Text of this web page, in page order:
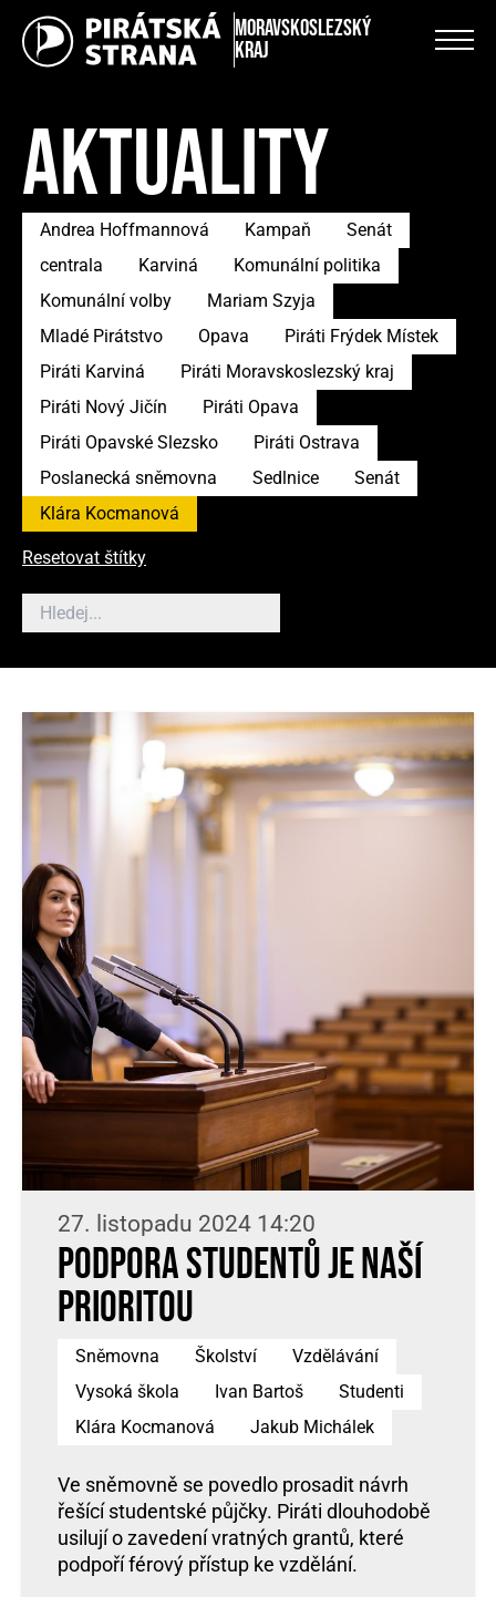
Moravskoslezský
kraj
AKTUALITY
Andrea Hoffmannová Kampaň
Senát
centrala
Karviná
Komunální politika
Komunální volby
Mariam Szyja
Mladé Pirátstvo
Opava
Piráti Frýdek Místek
Piráti Karviná
Piráti Moravskoslezský kraj
Piráti Nový Jičín
Piráti Opava
Piráti Opavské Slezsko
Piráti Ostrava
Poslanecká sněmovna
Sedlnice
Senát
Klára Kocmanová
Resetovat štítky
27. listopadu 2024 14:20
Podpora studentů je naší
prioritou
Sněmovna Školství
Vzdělávání
Vysoká škola
Ivan Bartoš
Studenti
Klára Kocmanová
Jakub Michálek
Ve sněmovně se povedlo prosadit návrh
řešící studentské půjčky. Piráti dlouhodobě
usilují o zavedení vratných grantů, které
podpoří férový přístup ke vzdělání.